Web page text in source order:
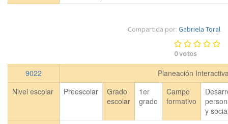
Compartida por: Gabriela Toral
0votos
9022
Planeación
Nivel escolar
Preescolar
Grado
escolar
1er
grado
Campo
formativo
y